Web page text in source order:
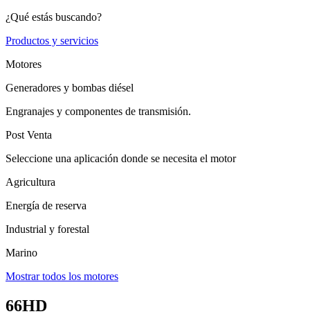
¿Qué estás buscando?
Productos y servicios
Motores
Generadores y bombas diésel
Engranajes y componentes de transmisión.
Post Venta
Seleccione una aplicación donde se necesita el motor
Agricultura
Energía de reserva
Industrial y forestal
Marino
Mostrar todos los motores
66HD